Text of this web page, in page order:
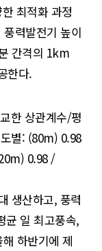
최적화 과정
력발전기 높이
간격의 1km
한다.
한 상관계수/평
별: (80m) 0.98
0.98 /
생산하고, 풍력
균 일 최고풍속,
하반기에 제